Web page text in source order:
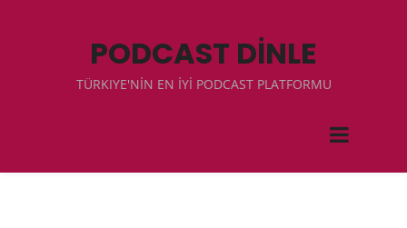
PODCAST DİNLE
TÜRKIYE'NİN EN İYİ PODCAST PLATFORMU